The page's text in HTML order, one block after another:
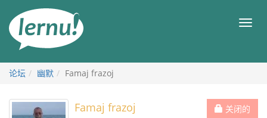
目
论坛 幽默 Famaj frazoj
关闭的
Famaj frazoj